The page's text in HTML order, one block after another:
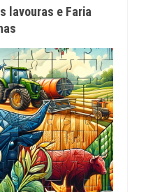
lavouras e Faria